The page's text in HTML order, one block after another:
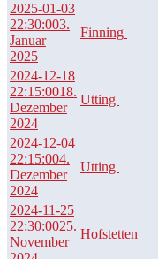
2025-01-03
22:30:003.
Januar
2025
Finning
2024-12-18
22:15:0018.
Dezember
2024
Utting
2024-12-04
22:15:004.
Dezember
2024
Utting
2024-11-25
22:30:0025.
November
Hofstetten